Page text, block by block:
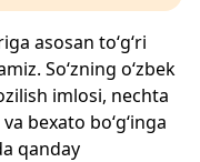
asosan to‘g‘ri
So‘zning o‘zbek
imlosi, nechta
bexato bo‘g‘inga
qanday